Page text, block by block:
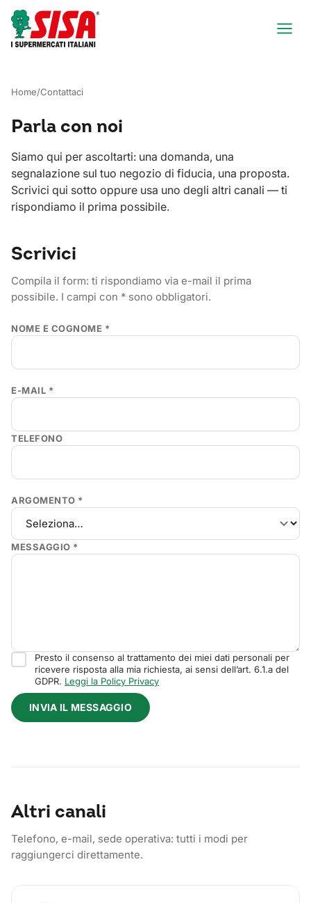
Home/Contattaci
Parla con noi
Siamo qui per ascoltarti: una domanda, una
segnalazione sul tuo negozio di fiducia, una proposta.
Scrivici qui sotto oppure usa uno degli altri canali — ti
rispondiamo il prima possibile.
Scrivici
Compila il form: ti rispondiamo via e-mail il prima
possibile. I campi con * sono obbligatori.
NOME E COGNOME *
E-MAIL *
TELEFONO
ARGOMENTO *
MESSAGGIO *
Presto il consenso al trattamento dei miei dati personali per
ricevere risposta alla mia richiesta, ai sensi dell’art. 6.1.a del
GDPR. Leggi la Policy Privacy
INVIA IL MESSAGGIO
Altri canali
Telefono, e-mail, sede operativa: tutti i modi per
raggiungerci direttamente.